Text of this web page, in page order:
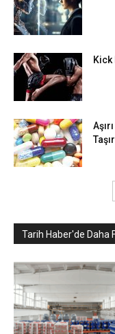
Taşır
Tarih Haber'de Daha